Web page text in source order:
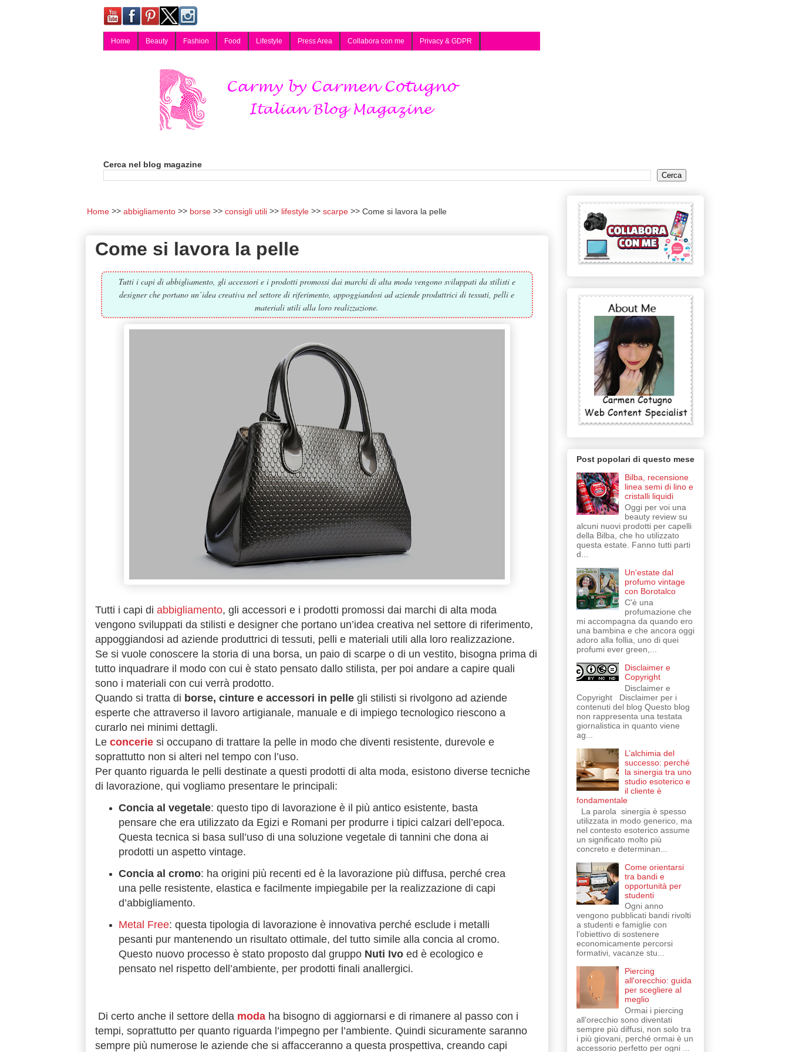
Home Beauty Fashion Food Lifestyle Press Area Collabora con me Privacy & GDPR
Cerca nel blog magazine
Home abbigliamento borse consigli utili lifestyle scarpe Come si lavora la pelle
Come si lavora la pelle
Tutti i capi di abbigliamento, gli accessori e i prodotti promossi dai marchi di alta moda vengono sviluppati da stilisti e
designer che portano un’idea creativa nel settore di riferimento, appoggiandosi ad aziende produttrici di tessuti, pelli e
materiali utili alla loro realizzazione.
Tutti i capi di abbigliamento, gli accessori e i prodotti promossi dai marchi di alta moda
vengono sviluppati da stilisti e designer che portano un’idea creativa nel settore di riferimento,
appoggiandosi ad aziende produttrici di tessuti, pelli e materiali utili alla loro realizzazione.
Se si vuole conoscere la storia di una borsa, un paio di scarpe o di un vestito, bisogna prima di
tutto inquadrare il modo con cui è stato pensato dallo stilista, per poi andare a capire quali
sono i materiali con cui verrà prodotto.
Quando si tratta di borse, cinture e accessori in pelle gli stilisti si rivolgono ad aziende
esperte che attraverso il lavoro artigianale, manuale e di impiego tecnologico riescono a
curarlo nei minimi dettagli.
Le conceriesi occupano di trattare la pelle in modo che diventi resistente, durevole e
soprattutto non si alteri nel tempo con l’uso.
Per quanto riguarda le pelli destinate a questi prodotti di alta moda, esistono diverse tecniche
di lavorazione, qui vogliamo presentare le principali:
Concia al vegetale: questo tipo di lavorazione è il più antico esistente, basta
pensare che era utilizzato da Egizi e Romani per produrre i tipici calzari dell’epoca.
Questa tecnica si basa sull’uso di una soluzione vegetale di tannini che dona ai
prodotti un aspetto vintage.
Concia al cromo: ha origini più recenti ed è la lavorazione più diffusa, perché crea
una pelle resistente, elastica e facilmente impiegabile per la realizzazione di capi
d’abbigliamento.
Metal Free: questa tipologia di lavorazione è innovativa perché esclude i metalli
pesanti pur mantenendo un risultato ottimale, del tutto simile alla concia al cromo.
Questo nuovo processo è stato proposto dal gruppoNuti Ivo ed è ecologico e
pensato nel rispetto dell’ambiente, per prodotti finali anallergici.
Di certo anche il settore dellamodaha bisogno di aggiornarsi e di rimanere al passo con i
tempi, soprattutto per quanto riguarda l’impegno per l’ambiente. Quindi sicuramente saranno
sempre più numerose le aziende che si affacceranno a questa prospettiva, creando capi
Post popolari di questo mese
Bilba, recensione
linea semi di lino e
cristalli liquidi
Oggi per voi una
beauty review su
alcuni nuovi prodotti per capelli
della Bilba, che ho utilizzato
questa estate. Fanno tutti parti
d...
Un'estate dal
profumo vintage
con Borotalco
C'è una
profumazione che
mi accompagna da quando ero
una bambina e che ancora oggi
adoro alla follia, uno di quei
profumi ever green,...
Disclaimer e
Copyright
Disclaimer e
Copyright Disclaimer per i
contenuti del blog Questo blog
non rappresenta una testata
giornalistica in quanto viene
ag...
L’alchimia del
successo: perché
la sinergia tra uno
studio esoterico e
il cliente è
fondamentale
La parola sinergia è spesso
utilizzata in modo generico, ma
nel contesto esoterico assume
un significato molto più
concreto e determinan...
Come orientarsi
tra bandi e
opportunità per
studenti
Ogni anno
vengono pubblicati bandi rivolti
a studenti e famiglie con
l’obiettivo di sostenere
economicamente percorsi
formativi, vacanze stu...
Piercing
all'orecchio: guida
per scegliere al
meglio
Ormai i piercing
all’orecchio sono diventati
sempre più diffusi, non solo tra
i più giovani, perché ormai è un
accessorio perfetto per ogni ...